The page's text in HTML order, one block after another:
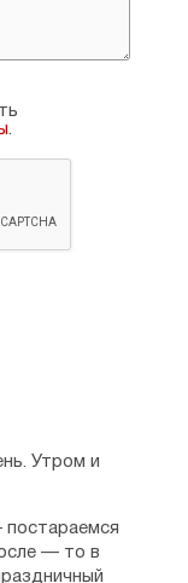
.
Утром и
постараемся
— то в